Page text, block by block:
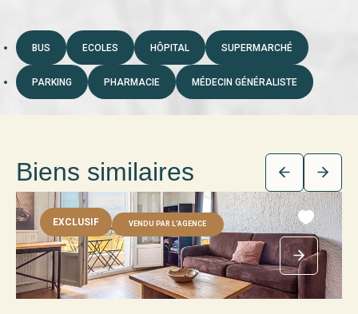
BUS ECOLES HÔPITAL SUPERMARCHÉ
PARKING PHARMACIE MÉDECIN GÉNÉRALISTE
Biens similaires
EXCLUSIF VENDU PAR L'AGENCE